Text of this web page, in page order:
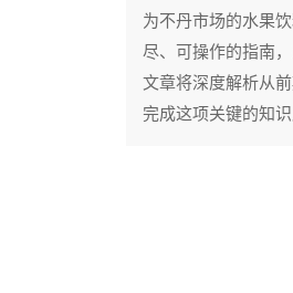
为不丹市场的水果
尽、可操作的指南
文章将深度解析从
完成这项关键的知